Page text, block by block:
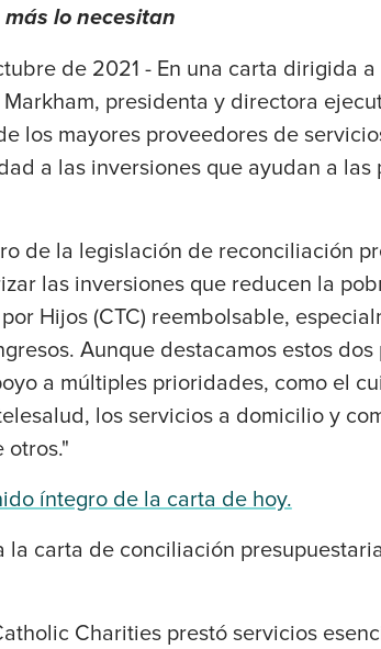
lo necesitan
de 2021 - En una carta dirigida
presidenta y directora
los mayores proveedores de
a las inversiones que ayudan a las
de la legislación de reconciliación
las inversiones que reducen la
Hijos (CTC) reembolsable,
Aunque destacamos estos dos
a múltiples prioridades, como el
los servicios a domicilio y
otros."
íntegro de la carta de hoy.
la carta de conciliación
Charities prestó servicios